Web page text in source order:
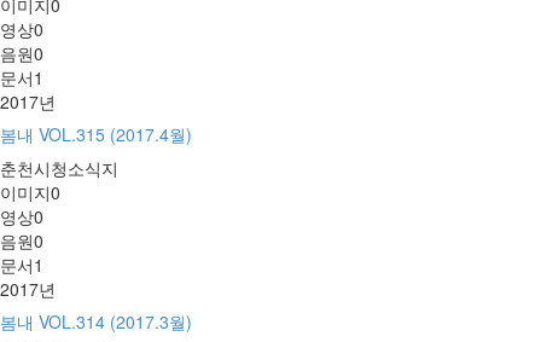
이미지0
영상0
음원0
문서1
2017년
봄내 VOL.315 (2017.4월)
춘천시청소식지
이미지0
영상0
음원0
문서1
2017년
봄내 VOL.314 (2017.3월)